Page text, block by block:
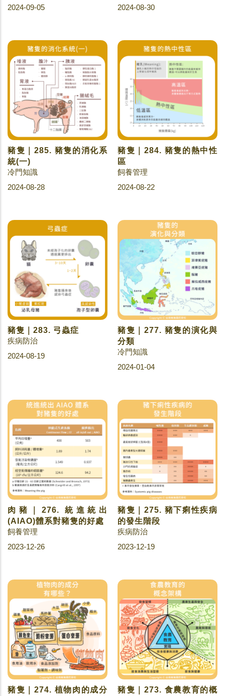
2024-09-05
2024-08-30
豬隻｜285. 豬隻的消化系
統(一)
冷門知識
2024-08-28
豬隻｜284. 豬隻的熱中性
區
飼養管理
2024-08-22
豬隻｜283. 弓蟲症
疾病防治
2024-08-19
豬隻｜277. 豬隻的演化與
分類
冷門知識
2024-01-04
肉豬｜276. 統進統出
(AIAO)體系對豬隻的好處
飼養管理
2023-12-26
豬隻｜275. 豬下痢性疾病
的發生階段
疾病防治
2023-12-19
豬隻｜274. 植物肉的成分 豬隻｜273. 食農教育的概